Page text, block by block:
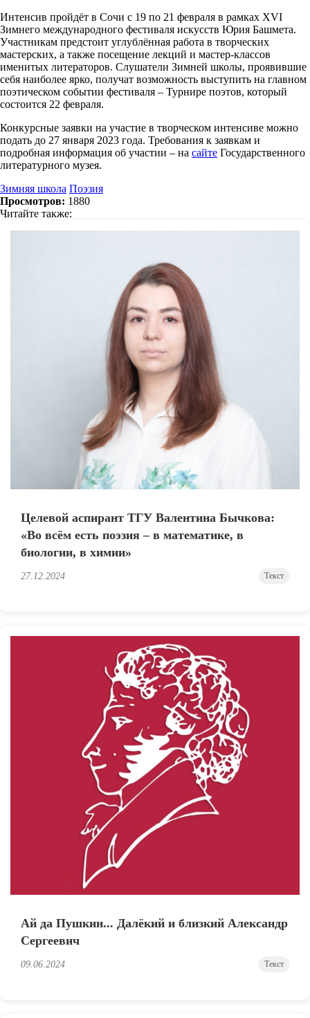
Интенсив пройдёт в Сочи с 19 по 21 февраля в рамках XVI
Зимнего международного фестиваля искусств Юрия Башмета.
Участникам предстоит углублённая работа в творческих
мастерских, а также посещение лекций и мастер-классов
именитых литераторов. Слушатели Зимней школы, проявившие
себя наиболее ярко, получат возможность выступить на главном
поэтическом событии фестиваля – Турнире поэтов, который
состоится 22 февраля.
Конкурсные заявки на участие в творческом интенсиве можно
подать до 27 января 2023 года. Требования к заявкам и
подробная информация об участии – на сайте Государственного
литературного музея.
Зимняя школа Поэзия
Просмотров: 1880
Читайте также:
Целевой аспирант ТГУ Валентина Бычкова:
«Во всём есть поэзия – в математике, в
биологии, в химии»
27.12.2024 Текст
Ай да Пушкин... Далёкий и близкий Александр
Сергеевич
09.06.2024 Текст